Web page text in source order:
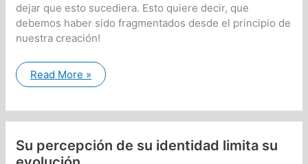
dejar que esto sucediera. Esto quiere decir, que
debemos haber sido fragmentados desde el principio de
nuestra creación!
La
esencia
situación
de
humanidad
Read More »
Su percepción de su identidad limita su